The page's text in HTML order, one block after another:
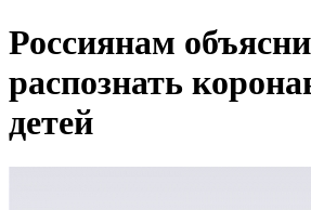
Россиянам
распознать
детей